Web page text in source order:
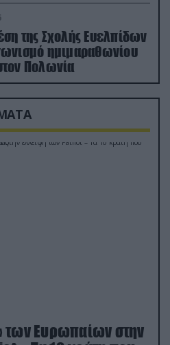
της Σχολής Ευελπίδων
ημιμαραθωνίου
Πολωνία
των Ευρωπαίων στην